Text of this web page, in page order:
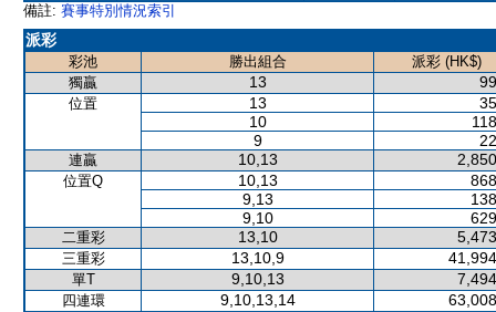
備註: 賽事特別情況索引
派彩
彩池 勝出組合
派彩 (HK$)
獨贏
13
位置 13
10
9
連贏 10,13
位置Q 10,13
9,13
9,10
二重彩 13,10
三重彩 13,10,9
單T 9,10,13
四連環 9,10,13,14